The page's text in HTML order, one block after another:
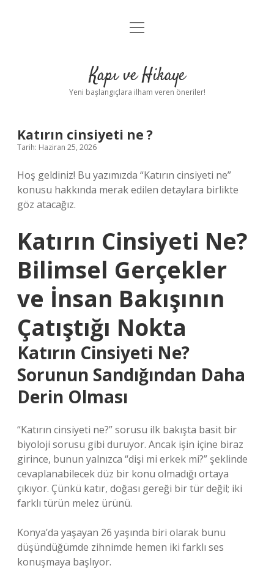
Anasayfa
Yasal Uyarı
menüyü
Kapı ve Hikaye
Yeni başlangıçlara ilham veren öneriler!
Katırın cinsiyeti ne ?
Tarih: Haziran 25, 2026
Hoş geldiniz! Bu yazımızda “Katırın cinsiyeti ne”
konusu hakkında merak edilen detaylara birlikte
göz atacağız.
Katırın Cinsiyeti Ne?
Bilimsel Gerçekler
ve İnsan Bakışının
Çatıştığı Nokta
Katırın Cinsiyeti Ne?
Sorunun Sandığından Daha
Derin Olması
“Katırın cinsiyeti ne?” sorusu ilk bakışta basit bir
biyoloji sorusu gibi duruyor. Ancak işin içine biraz
girince, bunun yalnızca “dişi mi erkek mi?” şeklinde
cevaplanabilecek düz bir konu olmadığı ortaya
çıkıyor. Çünkü katır, doğası gereği bir tür değil; iki
farklı türün melez ürünü.
Konya’da yaşayan 26 yaşında biri olarak bunu
düşündüğümde zihnimde hemen iki farklı ses
konuşmaya başlıyor.